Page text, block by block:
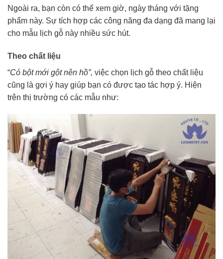
Ngoài ra, bạn còn có thể xem giờ, ngày tháng với tặng
phẩm này. Sự tích hợp các công năng đa dạng đã mang lại
cho mẫu lịch gỗ này nhiều sức hút.
Theo chất liệu
“Có bột mới gột nên hồ”, việc chọn lịch gỗ theo chất liệu
cũng là gợi ý hay giúp bạn có được tạo tác hợp ý. Hiện
trên thị trường có các mẫu như: